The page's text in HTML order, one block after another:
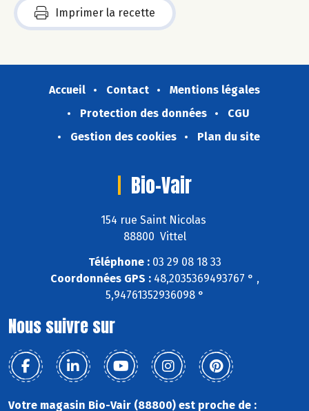
Imprimer la recette
Accueil Contact
Mentions légales
Protection des données
CGU
Gestion des cookies
Plan du site
Bio-Vair
154 rue Saint Nicolas
88800 Vittel
Téléphone :03 29 08 18 33
Coordonnées GPS :48,2035369493767 ° ,
5,94761352936098 °
Nous suivre sur
Votre magasin Bio-Vair (88800) est proche de :